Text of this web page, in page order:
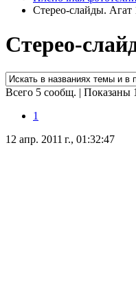
Стерео-слайды. Агат
Стерео-
Всего 5 сообщ. | Показаны
1
12 апр. 2011 г., 01:32:47